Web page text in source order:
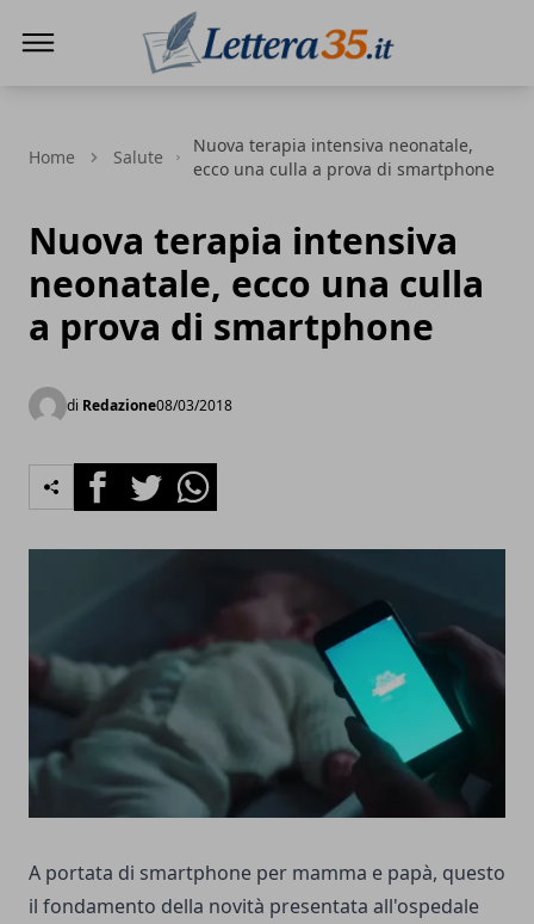
Home Salute
Nuova terapia intensiva neonatale,
ecco una culla a prova di smartphone
Nuova terapia intensiva
neonatale, ecco una culla
a prova di smartphone
di Redazione08/03/2018
FacebookTwitterWhatsapp
A portata di smartphone per mamma e papà, questo
il fondamento della novità presentata all'ospedale